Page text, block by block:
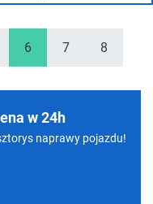
6 7 8
w 24h
naprawy pojazdu!